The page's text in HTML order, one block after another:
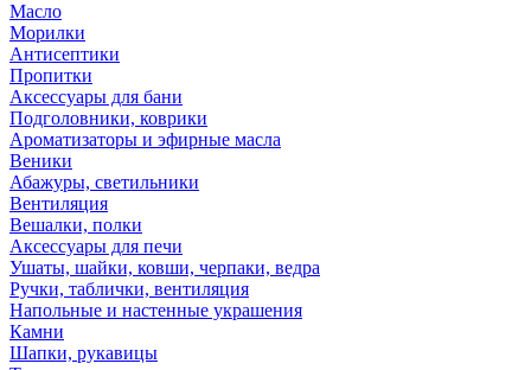
Масло
Морилки
Антисептики
Пропитки
Аксессуары для бани
Подголовники, коврики
Ароматизаторы и эфирные масла
Веники
Абажуры, светильники
Вентиляция
Вешалки, полки
Аксессуары для печи
Ушаты, шайки, ковши, черпаки, ведра
Ручки, таблички, вентиляция
Напольные и настенные украшения
Камни
Шапки, рукавицы